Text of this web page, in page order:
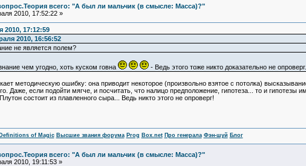
всего: "А был ли мальчик (в смысле: Масса)?"
2010, 17:52:22 »
2010, 17:12:59
2010, 16:56:52
не является полем?
чем угодно, хоть куском говна - Ведь этого тоже никто доказательно не опроверг.
методическую ошибку: она приводит некоторое (произвольно взятое с потолка)
Даже, если подойти мягче, и посчитать, что налицо предположение, гипотеза... то и
состоит из плавленного сыра... Ведь никто этого не опроверг!
Definitions of Magic Высшие звания форума Prog Box.net Про генерала Фэн-шуй Блог
всего: "А был ли мальчик (в смысле: Масса)?"
2010, 19:11:53 »